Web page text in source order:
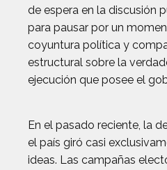
de espera en la discusión
para pausar por un
coyuntura política y
estructural sobre la
ejecución que posee el
En el pasado reciente, la
el país giró casi
ideas. Las campañas